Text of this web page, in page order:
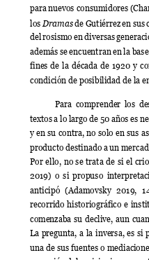
para nuevos consumidores
los Dramas de Gutiérrez en sus
del rosismo en diversas
además se encuentran en la
fines de la década de 1920 y
condición de posibilidad de la
Para comprender los de
textos a lo largo de 50 años es
y en su contra, no solo en sus
producto destinado a un
Por ello, no se trata de si el
2019) o si propuso
anticipó (Adamovsky 2019,
recorrido historiográfico e
comenzaba su declive, aun
La pregunta, a la inversa, es si
una de sus fuentes o mediaci